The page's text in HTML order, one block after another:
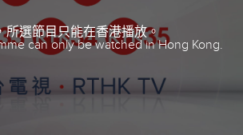
所選節目只能在香港播放。
can only be watched in Hong Kong.